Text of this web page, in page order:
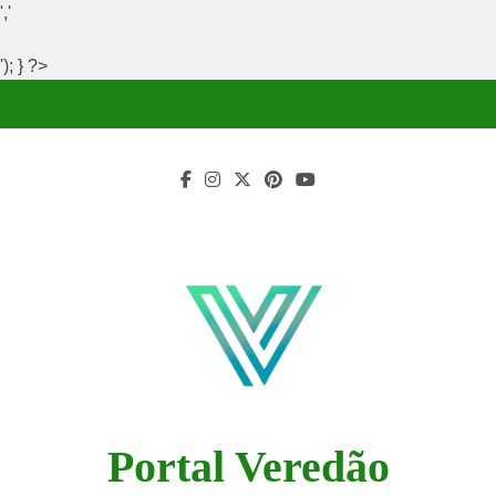
','
'); } ?>
Portal Veredão